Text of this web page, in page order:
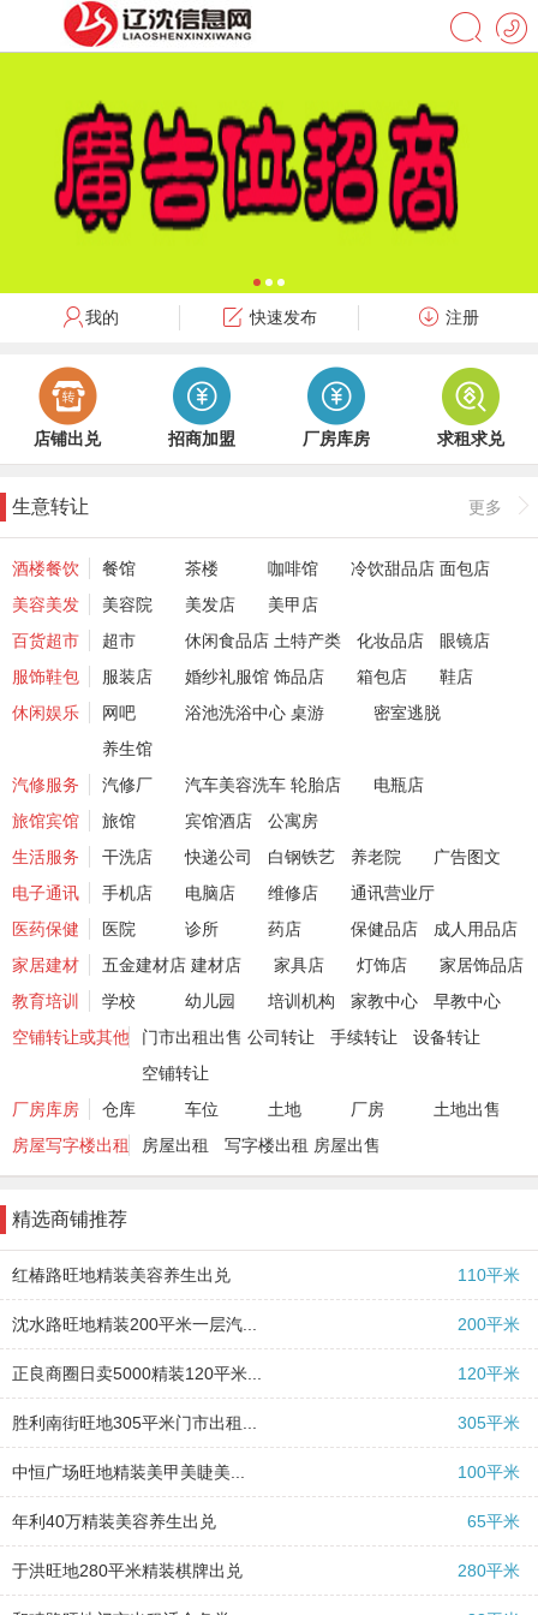
我的 快速发布 注册
店铺出兑 招商加盟 厂房库房 求租求兑
更多
生意转让
酒楼餐饮 餐馆 茶楼 咖啡馆 冷饮甜品店 面包店
美容美发
美容院 美发店
美甲店
百货超市
超市 休闲食品店 土特产类 化妆品店
眼镜店
服饰鞋包
服装店 婚纱礼服馆 饰品店 箱包店
鞋店
休闲娱乐
网吧 浴池洗浴中心 桌游
密室逃脱
养生馆
汽修服务
汽修厂 汽车美容洗车 轮胎店
电瓶店
旅馆宾馆
旅馆 宾馆酒店
公寓房
生活服务
干洗店 快递公司 白钢铁艺 养老院
广告图文
电子通讯
手机店 电脑店 维修店
通讯营业厅
医药保健
医院 诊所 药店 保健品店
成人用品店
家居建材
五金建材店 建材店 家具店 灯饰店
家居饰品店
教育培训
学校 幼儿园 培训机构 家教中心
早教中心
空铺转让或其他
门市出租出售 公司转让 手续转让
设备转让
空铺转让
厂房库房
仓库 车位 土地 厂房
土地出售
房屋写字楼出租
房屋出租 写字楼出租 房屋出售
精选商铺推荐
110平米
红椿路旺地精装美容养生出兑
200平米
沈水路旺地精装200平米一层汽...
120平米
正良商圈日卖5000精装120平米...
305平米
胜利南街旺地305平米门市出租...
100平米
中恒广场旺地精装美甲美睫美...
65平米
年利40万精装美容养生出兑
280平米
于洪旺地280平米精装棋牌出兑
2026-05-12
怒江北街精装足疗养生spa出兑
2026-05-10
铁西盛京医院对面吉祥馄饨出...